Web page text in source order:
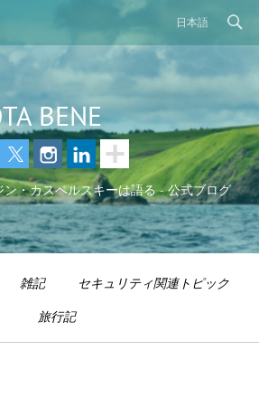
日本語
BENE
ン・カスペルスキーは語る - 公式ブログ
雑記
セキュリティ関連トピック
旅行記